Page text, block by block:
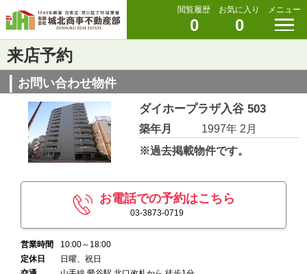
閲覧履歴
0
お気に入り
0
メニュー
来店予約
お問い合わせ物件
ダイホープラザ入谷 503
築年月
1997年 2月
※過去掲載物件です。
お電話での予約はこちら
03-3873-0719
営業時間
10:00～18:00
定休日
日曜、祝日